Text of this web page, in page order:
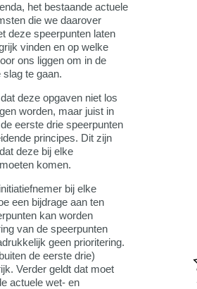
het bestaande actuele
die we daarover
deze speerpunten laten
vinden en op welke
ons liggen om in de
te gaan.
deze opgaven niet los
worden, maar juist in
eerste drie speerpunten
principes. Dit zijn
deze bij elke
komen.
bij elke
een bijdrage aan ten
kan worden
van de speerpunten
geen prioritering.
de eerste drie)
Verder geldt dat moet
actuele wet- en